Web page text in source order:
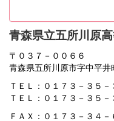
青森県立五所川原
〒０３７－００６６
青森県五所川原市字中平井
ＴＥＬ：０１７３－３５
ＴＥＬ：０１７３－３５
ＦＡＸ：０１７３－３４－